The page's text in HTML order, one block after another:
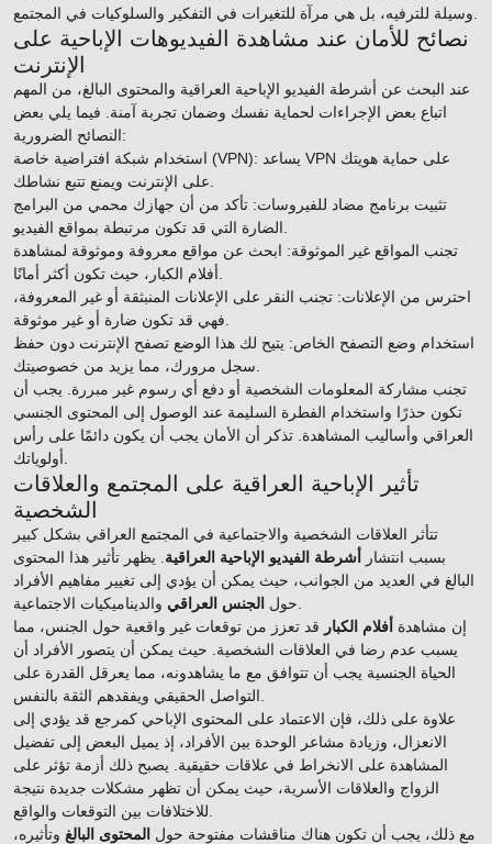
نصائح للأمان عند مشاهدة الفيديوهات الإباحية على
الإنترنت
عند البحث عن أشرطة الفيديو الإباحية العراقية والمحتوى البالغ، من المهم
اتباع بعض الإجراءات لحماية نفسك وضمان تجربة آمنة. فيما يلي بعض
النصائح الضرورية:
استخدام شبكة افتراضية خاصة (VPN): يساعد VPN على حماية هويتك
تثبيت برنامج مضاد للفيروسات: تأكد من أن جهازك محمي من البرامج
تجنب المواقع غير الموثوقة: ابحث عن مواقع معروفة وموثوقة لمشاهدة
احترس من الإعلانات: تجنب النقر على الإعلانات المنبثقة أو غير المعروفة،
استخدام وضع التصفح الخاص: يتيح لك هذا الوضع تصفح الإنترنت دون حفظ
تجنب مشاركة المعلومات الشخصية أو دفع أي رسوم غير مبررة. يجب أن
تكون حذرًا واستخدام الفطرة السليمة عند الوصول إلى المحتوى الجنسي
العراقي وأساليب المشاهدة. تذكر أن الأمان يجب أن يكون دائمًا على رأس
تأثير الإباحية العراقية على المجتمع والعلاقات
الشخصية
تتأثر العلاقات الشخصية والاجتماعية في المجتمع العراقي بشكل كبير
بسبب انتشار أشرطة الفيديو الإباحية العراقية . يظهر تأثير هذا المحتوى
البالغ في العديد من الجوانب، حيث يمكن أن يؤدي إلى تغيير مفاهيم الأفراد
حول الجنس العراقي
إن مشاهدة أفلام الكبار قد تعزز من توقعات غير واقعية حول الجنس، مما
يسبب عدم رضا في العلاقات الشخصية. حيث يمكن أن يتصور الأفراد أن
الحياة الجنسية يجب أن تتوافق مع ما يشاهدونه، مما يعرقل القدرة على
علاوة على ذلك، فإن الاعتماد على المحتوى الإباحي كمرجع قد يؤدي إلى
الانعزال، وزيادة مشاعر الوحدة بين الأفراد، إذ يميل البعض إلى تفضيل
المشاهدة على الانخراط في علاقات حقيقية. يصبح ذلك أزمة تؤثر على
الزواج والعلاقات الأسرية، حيث يمكن أن تظهر مشكلات جديدة نتيجة
مع ذلك، يجب أن تكون هناك مناقشات مفتوحة حول المحتوى البالغ وتأثيره،